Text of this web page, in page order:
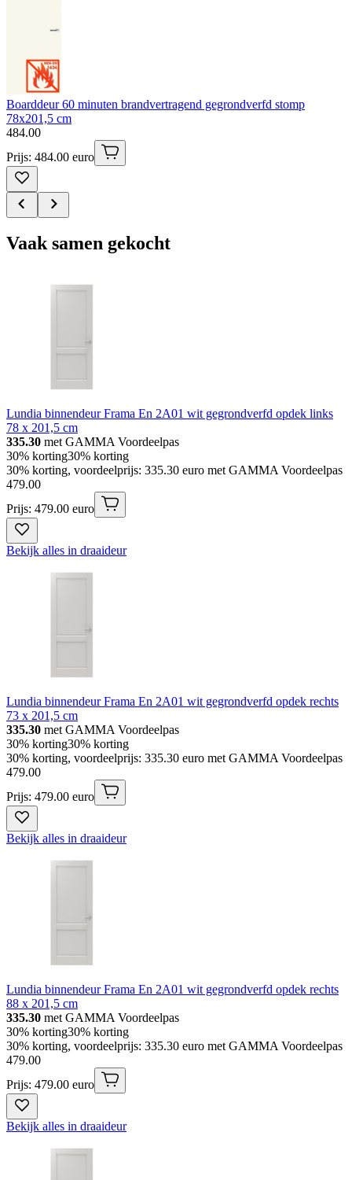
Boarddeur 60 minuten brandvertragend gegrondverfd stomp
78x201,5 cm
484.00
Prijs: 484.00 euro
Vaak samen gekocht
Lundia binnendeur Frama En 2A01 wit gegrondverfd opdek links
78 x 201,5 cm
335.30 met GAMMA Voordeelpas
30% korting30% korting
30% korting, voordeelprijs: 335.30 euro met GAMMA Voordeelpas
479.00
Prijs: 479.00 euro
Bekijk alles in draaideur
Lundia binnendeur Frama En 2A01 wit gegrondverfd opdek rechts
73 x 201,5 cm
335.30 met GAMMA Voordeelpas
30% korting30% korting
30% korting, voordeelprijs: 335.30 euro met GAMMA Voordeelpas
479.00
Prijs: 479.00 euro
Bekijk alles in draaideur
Lundia binnendeur Frama En 2A01 wit gegrondverfd opdek rechts
88 x 201,5 cm
335.30 met GAMMA Voordeelpas
30% korting30% korting
30% korting, voordeelprijs: 335.30 euro met GAMMA Voordeelpas
479.00
Prijs: 479.00 euro
Bekijk alles in draaideur